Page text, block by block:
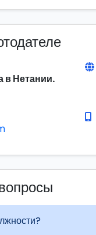
в Нетании.